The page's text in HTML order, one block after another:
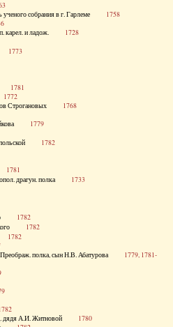
ученого собрания в г. Гарлеме 1758
карел. и ладож. 1728
1773
1781
1772
Строгановых 1768
1779
1782
1781
драгун. полка 1733
1782
1782
1782
Преображ. полка, сын Н.В. Абатурова 1779, 1781-
дядя А.И. Житновой 1780